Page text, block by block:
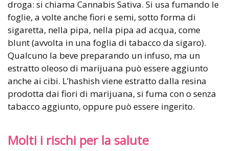
droga: si chiama Cannabis Sativa. Si usa fumando le
foglie, a volte anche fiori e semi, sotto forma di
sigaretta, nella pipa, nella pipa ad acqua, come
blunt (avvolta in una foglia di tabacco da sigaro).
Qualcuno la beve preparando un infuso, ma un
estratto oleoso di marijuana può essere aggiunto
anche ai cibi. L’hashish viene estratto dalla resina
prodotta dai fiori di marijuana, si fuma con o senza
tabacco aggiunto, oppure può essere ingerito.
Molti i rischi per la salute